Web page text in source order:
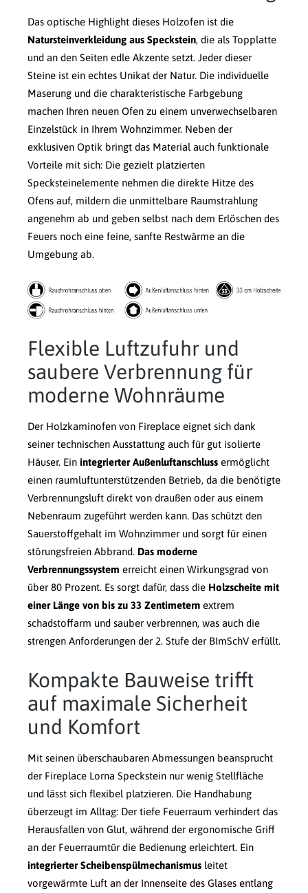
Das optische Highlight dieses Holzofen ist die
Natursteinverkleidung aus Speckstein, die als Topplatte
und an den Seiten edle Akzente setzt. Jeder dieser
Steine ist ein echtes Unikat der Natur. Die individuelle
Maserung und die charakteristische Farbgebung
machen Ihren neuen Ofen zu einem unverwechselbaren
Einzelstück in Ihrem Wohnzimmer. Neben der
exklusiven Optik bringt das Material auch funktionale
Vorteile mit sich: Die gezielt platzierten
Specksteinelemente nehmen die direkte Hitze des
Ofens auf, mildern die unmittelbare Raumstrahlung
angenehm ab und geben selbst nach dem Erlöschen des
Feuers noch eine feine, sanfte Restwärme an die
Umgebung ab.
Flexible Luftzufuhr und
saubere Verbrennung für
moderne Wohnräume
Der Holzkaminofen von Fireplace eignet sich dank
seiner technischen Ausstattung auch für gut isolierte
Häuser. Ein integrierter Außenluftanschluss ermöglicht
einen raumluftunterstützenden Betrieb, da die benötigte
Verbrennungsluft direkt von draußen oder aus einem
Nebenraum zugeführt werden kann. Das schützt den
Sauerstoffgehalt im Wohnzimmer und sorgt für einen
störungsfreien Abbrand. Das moderne
Verbrennungssystem erreicht einen Wirkungsgrad von
über 80 Prozent. Es sorgt dafür, dass die Holzscheite mit
einer Länge von bis zu 33 Zentimetern extrem
schadstoffarm und sauber verbrennen, was auch die
strengen Anforderungen der 2. Stufe der BImSchV erfüllt.
Kompakte Bauweise trifft
auf maximale Sicherheit
und Komfort
Mit seinen überschaubaren Abmessungen beansprucht
der Fireplace Lorna Speckstein nur wenig Stellfläche
und lässt sich flexibel platzieren. Die Handhabung
überzeugt im Alltag: Der tiefe Feuerraum verhindert das
Herausfallen von Glut, während der ergonomische Griff
an der Feuerraumtür die Bedienung erleichtert. Ein
integrierter Scheibenspülmechanismus leitet
vorgewärmte Luft an der Innenseite des Glases entlang